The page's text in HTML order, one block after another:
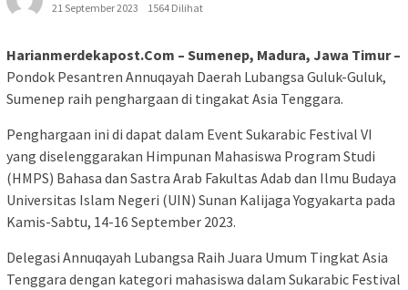
21 September 2023
1564 Dilihat
Harianmerdekapost.Com – Sumenep, Madura, Jawa Timur –
Pondok Pesantren Annuqayah Daerah Lubangsa Guluk-Guluk,
Sumenep raih penghargaan di tingakat Asia Tenggara.
Penghargaan ini di dapat dalam Event Sukarabic Festival VI
yang diselenggarakan Himpunan Mahasiswa Program Studi
(HMPS) Bahasa dan Sastra Arab Fakultas Adab dan Ilmu Budaya
Universitas Islam Negeri (UIN) Sunan Kalijaga Yogyakarta pada
Kamis-Sabtu, 14-16 September 2023.
Delegasi Annuqayah Lubangsa Raih Juara Umum Tingkat Asia
Tenggara dengan kategori mahasiswa dalam Sukarabic Festival